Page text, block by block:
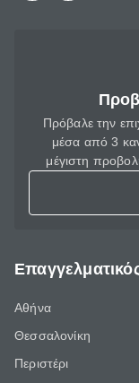
Πρόβαλε την
μέσα από 3
μέγιστη
Αθήνα
Θεσσαλονίκη
Περιστέρι